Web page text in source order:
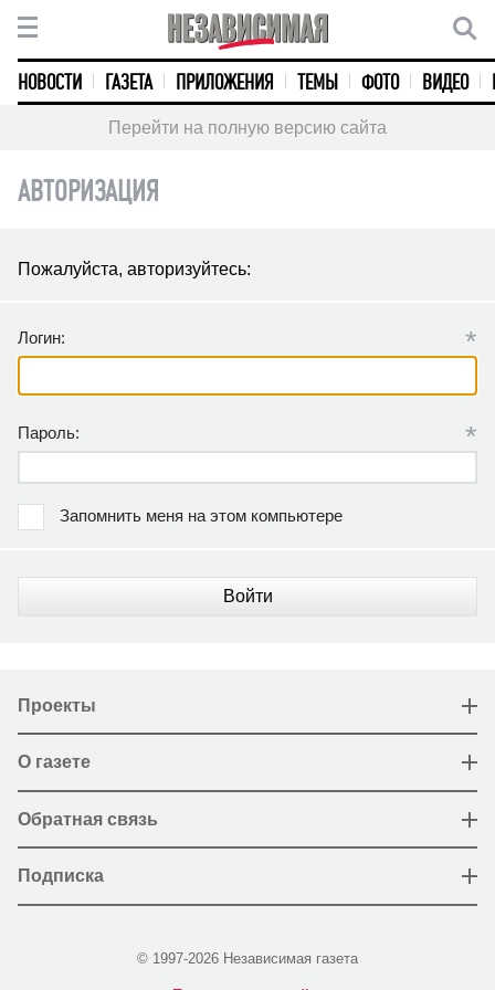
НОВОСТИ ГАЗЕТА ПРИЛОЖЕНИЯ ТЕМЫ ФОТО ВИДЕО
Перейти на полную версию сайта
АВТОРИЗАЦИЯ
Пожалуйста, авторизуйтесь:
Логин: *
Пароль: *
Запомнить меня на этом компьютере
Войти
Проекты
О газете
Обратная связь
Подписка
© 1997-2026 Независимая газета